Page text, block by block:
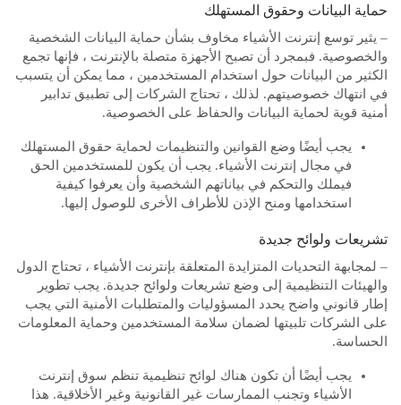
حماية البيانات وحقوق المستهلك
– يثير توسع إنترنت الأشياء مخاوف بشأن حماية البيانات الشخصية
والخصوصية. فبمجرد أن تصبح الأجهزة متصلة بالإنترنت ، فإنها تجمع
الكثير من البيانات حول استخدام المستخدمين ، مما يمكن أن يتسبب
في انتهاك خصوصيتهم. لذلك ، تحتاج الشركات إلى تطبيق تدابير
أمنية قوية لحماية البيانات والحفاظ على الخصوصية.
يجب أيضًا وضع القوانين والتنظيمات لحماية حقوق المستهلك
في مجال إنترنت الأشياء. يجب أن يكون للمستخدمين الحق
فيملك والتحكم في بياناتهم الشخصية وأن يعرفوا كيفية
استخدامها ومنح الإذن للأطراف الأخرى للوصول إليها.
تشريعات ولوائح جديدة
– لمجابهة التحديات المتزايدة المتعلقة بإنترنت الأشياء ، تحتاج الدول
والهيئات التنظيمية إلى وضع تشريعات ولوائح جديدة. يجب تطوير
إطار قانوني واضح يحدد المسؤوليات والمتطلبات الأمنية التي يجب
على الشركات تلبيتها لضمان سلامة المستخدمين وحماية المعلومات
الحساسة.
يجب أيضًا أن تكون هناك لوائح تنظيمية تنظم سوق إنترنت
الأشياء وتجنب الممارسات غير القانونية وغير الأخلاقية. هذا